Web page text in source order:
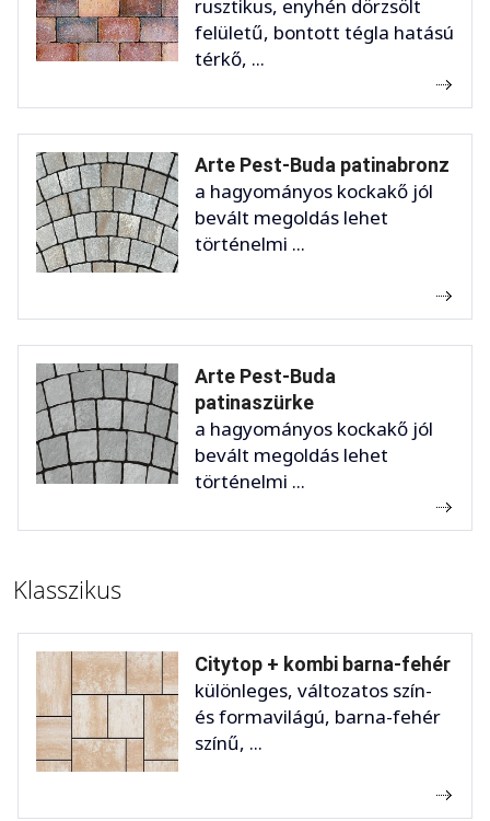
rusztikus, enyhén dörzsölt
felületű, bontott tégla hatású
térkő, ...
Arte Pest-Buda patinabronz
a hagyományos kockakő jól
bevált megoldás lehet
történelmi ...
Arte Pest-Buda
patinaszürke
a hagyományos kockakő jól
bevált megoldás lehet
történelmi ...
Klasszikus
Citytop + kombi barna-fehér
különleges, változatos szín-
és formavilágú, barna-fehér
színű, ...